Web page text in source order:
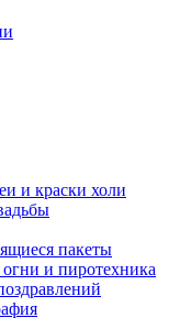
и краски холи
пакеты
и пиротехника